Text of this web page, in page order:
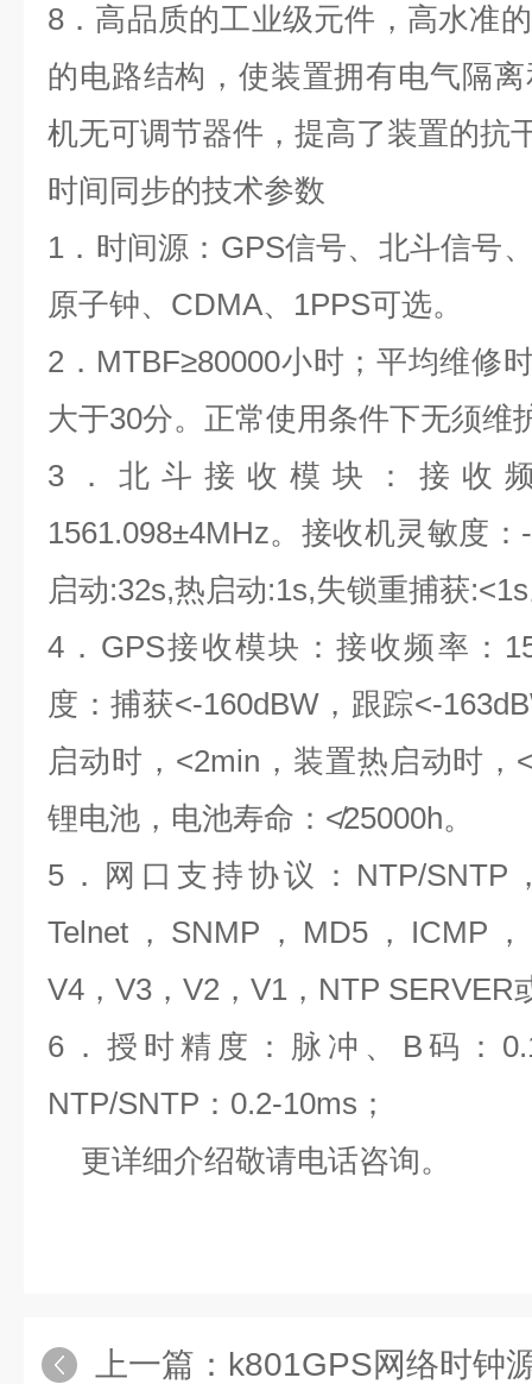
8 ．高品质的工业级元件，高水准
的电路结构，使装置拥有电气隔
机无可调节器件，提高了装置的抗
时间同步的技术参数
1 ．时间源： GPS信号、北斗信号
原子钟、 CDMA、 1PPS可选。
2 ． MTBF≥80000小时；平均维修
大于30分。正常使用条件下无须维
3 ．北斗接收模块：接收
1561.098±4MHz。接收机灵敏度：
启动:32s,热启动:1s,失锁重捕获:<1s
4 ． GPS接收模块：接收频率：
度：捕获<-160dBW，跟踪<-
启动时，<2min ，装置热启动时，
锂电池，电池寿命：≮25000h。
5 ．网口支持协议： NTP/SNTP
Telnet ， SNMP ， MD5 ， ICMP ，
V4 ， V3 ， V2 ， V1 ， NTP SERVER
6 ．授时精度：脉冲、 B 码：
NTP/SNTP ： 0.2-10ms ；
更详细介绍敬请电话咨询。
上一篇： k801GPS网络时钟